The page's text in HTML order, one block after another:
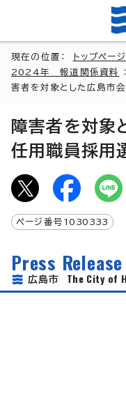
現在の位置： トップページ
2024年 報道関係資料
害者を対象とした広島市
障害者を対象
任用職員採用
ページ番号 1030333
Press Release
広島市 The City of